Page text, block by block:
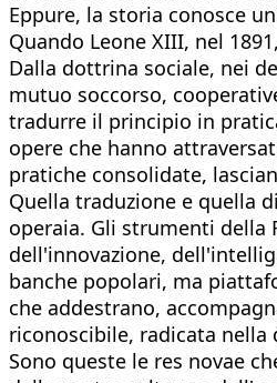
Eppure, la storia conosce
Quando Leone XIII, nel
Dalla dottrina sociale, nei
mutuo soccorso,
tradurre il principio in
opere che hanno
pratiche consolidate,
Quella traduzione e quella
operaia. Gli strumenti della
dell'innovazione,
banche popolari, ma
che addestrano,
riconoscibile, radicata nella
Sono queste le res novae